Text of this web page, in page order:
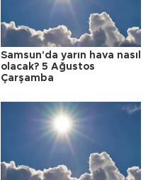
Samsun'da yarın hava nasıl
olacak? 5 Ağustos
Çarşamba